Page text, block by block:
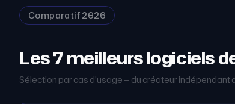
Comparatif 2026
Les 7 meilleurs logiciels
Sélection par cas d'usage — du créateur indépendant